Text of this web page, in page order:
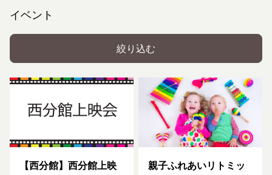
イベント
絞り込む
【西分館】西分館上映
親子ふれあいリトミッ